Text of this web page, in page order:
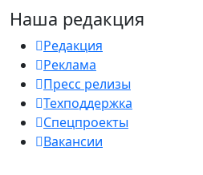
Наша редакция
Редакция
Реклама
Пресс релизы
Техподдержка
Спецпроекты
Вакансии